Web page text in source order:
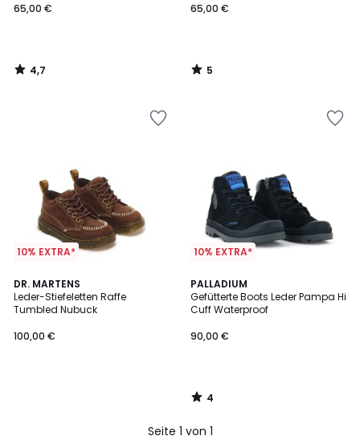
65,00 €
4,7
/
65,00 €
5
/
10% EXTRA*
DR. MARTENS
Leder-Stiefeletten Raffe
Tumbled Nubuck
100,00 €
10% EXTRA*
PALLADIUM
Gefütterte Boots Leder Pampa Hi
Cuff Waterproof
90,00 €
4
/
5
4
/
Seite 1 von 1